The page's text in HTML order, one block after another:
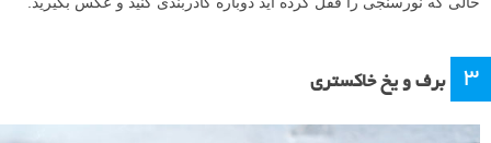
۳ برف و یخ خاکستری